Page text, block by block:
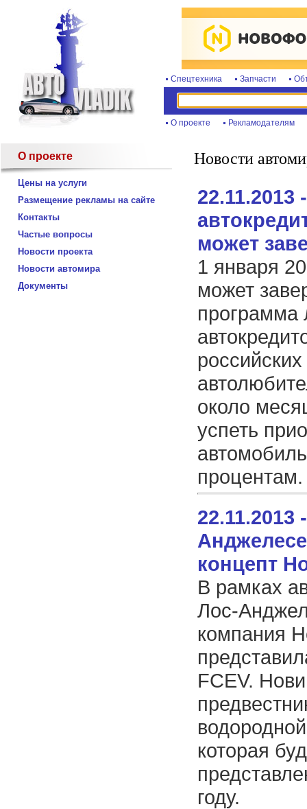
Спецтехника Запчасти
О проекте Рекламодателям
О проекте
Цены на услуги
Размещение рекламы на сайте
Контакты
Частые вопросы
Новости проекта
Новости автомира
Документы
Новости
22.11.2013
может
1 января
может
программа
российских
около
успеть
процентам.
22.11.2013
концепт
В рамках
Лос-
компания
FCEV.
которая
году.